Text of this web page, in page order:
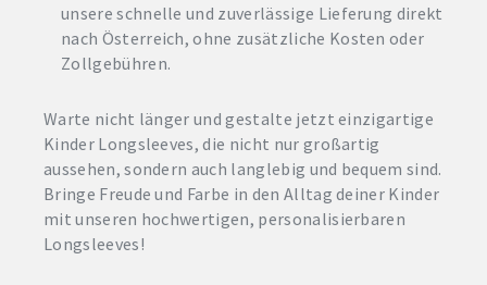
unsere schnelle und zuverlässige Lieferung direkt
nach Österreich, ohne zusätzliche Kosten oder
Zollgebühren.
Warte nicht länger und gestalte jetzt einzigartige
Kinder Longsleeves, die nicht nur großartig
aussehen, sondern auch langlebig und bequem sind.
Bringe Freude und Farbe in den Alltag deiner Kinder
mit unseren hochwertigen, personalisierbaren
Longsleeves!